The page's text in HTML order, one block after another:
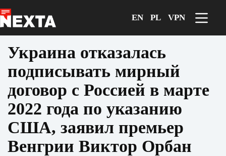
к
сути
EN PL VPN
Украина отказалась
подписывать мирный
договор с Россией в марте
2022 года по указанию
США, заявил премьер
Венгрии Виктор Орбан